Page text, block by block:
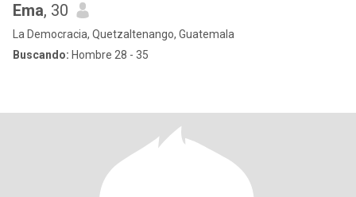
Ema, 30
La Democracia, Quetzaltenango, Guatemala
Buscando: Hombre 28 - 35